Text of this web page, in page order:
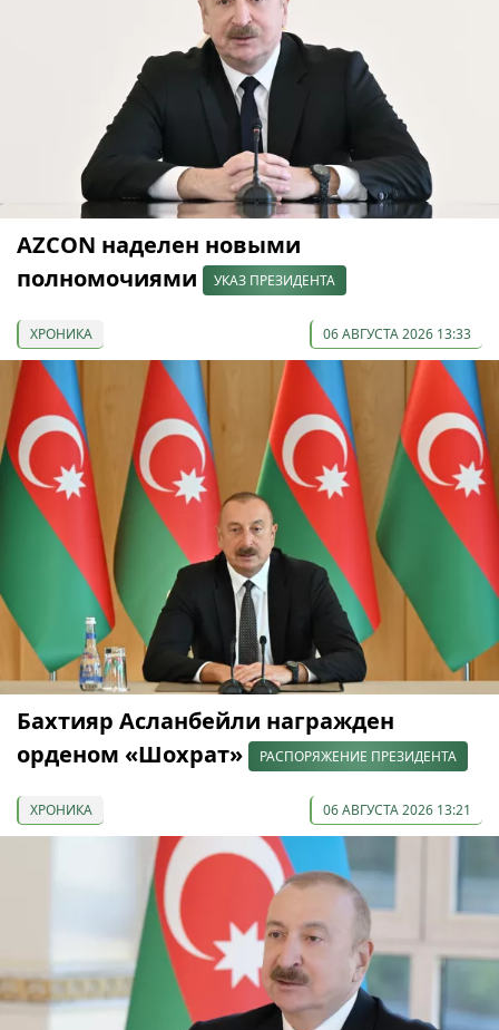
AZCON наделен новыми
полномочиями
УКАЗ ПРЕЗИДЕНТА
ХРОНИКА 06 АВГУСТА 2026 13:33
Бахтияр Асланбейли награжден
орденом «Шохрат»
РАСПОРЯЖЕНИЕ ПРЕЗИДЕНТА
ХРОНИКА 06 АВГУСТА 2026 13:21